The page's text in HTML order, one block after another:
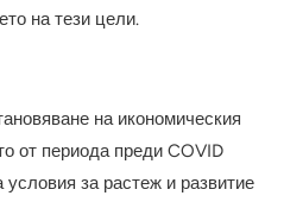
на тези цели.
на икономическия
от периода преди COVID
за растеж и развитие